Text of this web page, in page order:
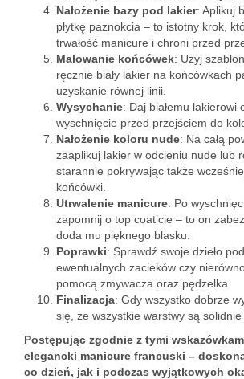
Nałożenie bazy pod lakier: Aplikuj
płytkę paznokcia – to istotny krok,
trwałość manicure i chroni przed
Malowanie końcówek: Użyj
ręcznie biały lakier na końcówkach
uzyskanie równej linii.
Wysychanie: Daj białemu lakierowi
wyschnięcie przed przejściem do
Nałożenie koloru nude: Na całą
zaaplikuj lakier w odcieniu nude lub
starannie pokrywając także
końcówki.
Utrwalenie manicure: Po
zapomnij o top coat’cie – to on
doda mu pięknego blasku.
Poprawki: Sprawdź swoje dzieło
ewentualnych zacieków czy
pomocą zmywacza oraz pędzelka.
Finalizacja: Gdy wszystko dobrze
się, że wszystkie warstwy są solidnie
Postępując zgodnie z tymi
elegancki manicure francuski –
co dzień, jak i podczas wyjątkowych